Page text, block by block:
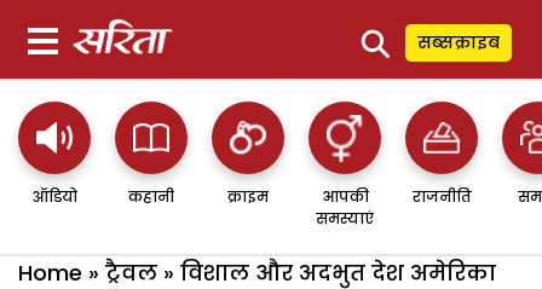
⚲ सब्सक्राइब
ऑडियो कहानी क्राइम
आपकी
समस्याएं
राजनीति
Home » ट्रैवल » विशाल और अदभुत देश अमेरिका